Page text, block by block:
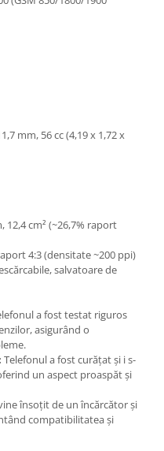
mm, 56 cc (4,19 x 1,72 x
12,4 cm² (~26,7% raport
4:3 (densitate ~200 ppi)
salvatoare de
a fost testat riguros
asigurând o
Telefonul a fost curățat și i s-
un aspect proaspăt și
însoțit de un încărcător și
compatibilitatea și